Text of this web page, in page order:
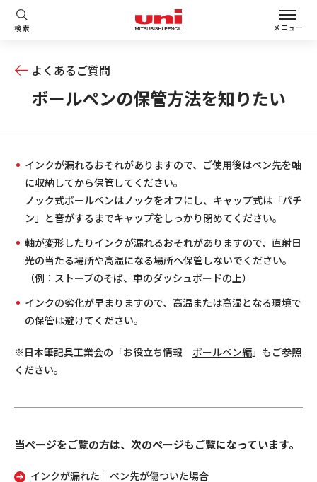
検索 メニュー
よくあるご質問
ボールペンの保管方法を知りたい
インクが漏れるおそれがありますので、ご使用後はペン先を軸
に収納してから保管してください。
ノック式ボールペンはノックをオフにし、キャップ式は「パチ
ン」と音がするまでキャップをしっかり閉めてください。
軸が変形したりインクが漏れるおそれがありますので、直射日
光の当たる場所や高温になる場所へ保管しないでください。
（例：ストーブのそば、車のダッシュボードの上）
インクの劣化が早まりますので、高温または高湿となる環境で
の保管は避けてください。
※日本筆記具工業会の「お役立ち情報 ボールペン編」もご参照
ください。
当ページをご覧の方は、次のページもご覧になっています。
インクが漏れた｜ペン先が傷ついた場合